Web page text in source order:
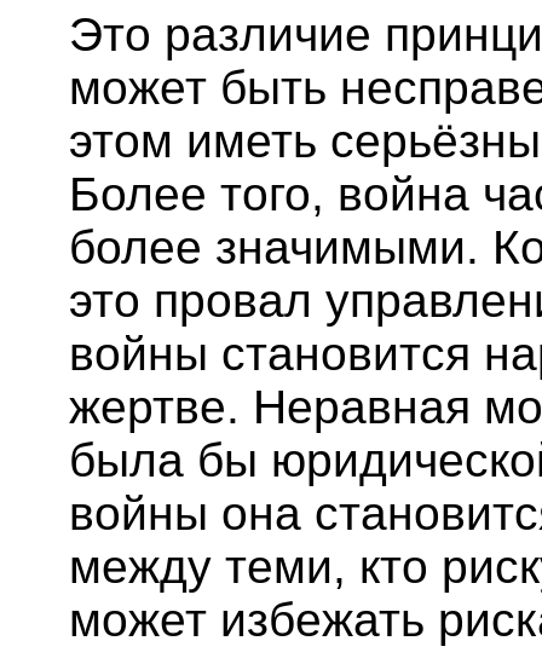
Это различие
может быть
этом иметь
Более того, война
более значимыми.
это провал
войны становится
жертве. Неравная
была бы
войны она
между теми, кто
может избежать